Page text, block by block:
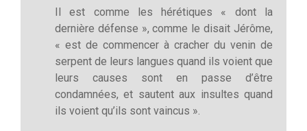
Il est comme les hérétiques « dont la
dernière défense », comme le disait Jérôme,
« est de commencer à cracher du venin de
serpent de leurs langues quand ils voient que
leurs causes sont en passe d’être
condamnées, et sautent aux insultes quand
ils voient qu’ils sont vaincus ».